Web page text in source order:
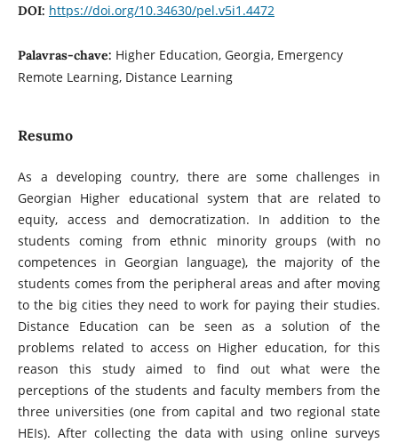
DOI: https://doi.org/10.34630/pel.v5i1.4472
Palavras-chave: Higher Education, Georgia, Emergency
Remote Learning, Distance Learning
Resumo
As a developing country, there are some challenges in
Georgian Higher educational system that are related to
equity, access and democratization. In addition to the
students coming from ethnic minority groups (with no
competences in Georgian language), the majority of the
students comes from the peripheral areas and after moving
to the big cities they need to work for paying their studies.
Distance Education can be seen as a solution of the
problems related to access on Higher education, for this
reason this study aimed to find out what were the
perceptions of the students and faculty members from the
three universities (one from capital and two regional state
HEIs). After collecting the data with using online surveys